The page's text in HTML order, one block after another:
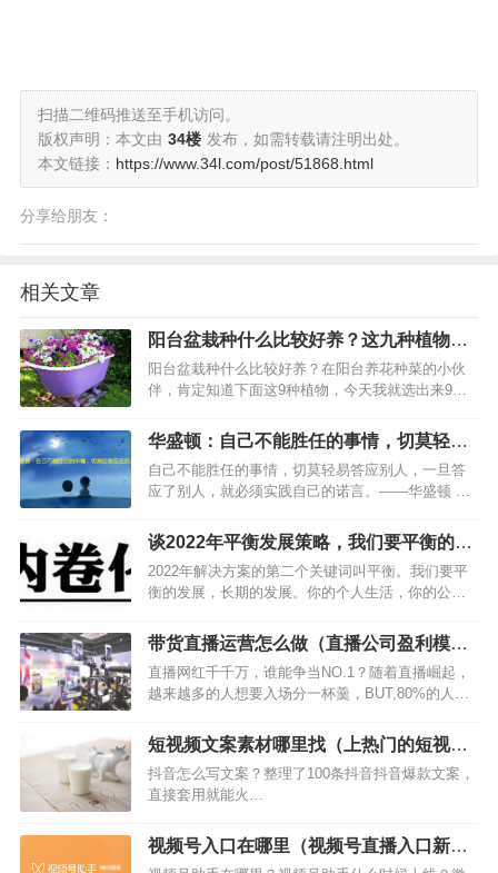
扫描二维码推送至手机访问。
版权声明：本文由 34楼 发布，如需转载请注明出处。
本文链接： https://www.34l.com/post/51868.html
分享给朋友：
相关文章
阳台盆栽种什么比较好养？这九种植物非
常适合阳台种植
阳台盆栽种什么比较好养？在阳台养花种菜的小伙
伴，肯定知道下面这9种植物，今天我就选出来9种
种水果还比较好吃，家里到时候不用买水果了。…
华盛顿：自己不能胜任的事情，切莫轻易
答应别人
自己不能胜任的事情，切莫轻易答应别人，一旦答
应了别人，就必须实践自己的诺言。——华盛顿 这
谈2022年平衡发展策略，我们要平衡的发
展
2022年解决方案的第二个关键词叫平衡。我们要平
衡的发展，长期的发展。你的个人生活，你的公司
展，不能说我只赚钱，身体就搞垮，或者说我只赚
快钱，但是不关心国家的形势。你看，密室逃脱这
个行业，上周国家…
带货直播运营怎么做（直播公司盈利模
式）
直播网红千千万，谁能争当NO.1？随着直播崛起，
越来越多的人想要入场分一杯羹，BUT,80%的人都
才能快速脱颖而出呢？掌握这四大直播运营的内容
规则，人气轻松翻倍！1. 直播内容多样化…
短视频文案素材哪里找（上热门的短视频
素材）
抖音怎么写文案？整理了100条抖音抖音爆款文案，
直接套用就能火…
视频号入口在哪里（视频号直播入口新手
手册）